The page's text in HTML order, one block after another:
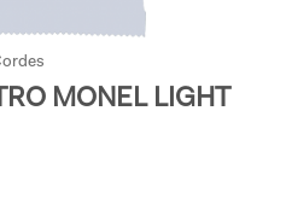
MONEL LIGHT